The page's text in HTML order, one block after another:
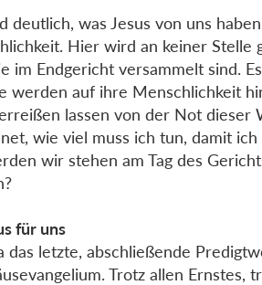
deutlich, was Jesus von uns
Hier wird an keiner Stelle
im Endgericht versammelt sind.
werden auf ihre Menschlichkeit
lassen von der Not dieser
wie viel muss ich tun, damit
wir stehen am Tag des
für uns
das letzte, abschließende
Trotz allen Ernstes,